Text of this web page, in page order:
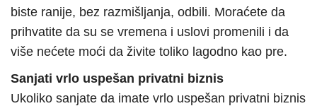
biste ranije, bez razmišljanja, odbili. Moraćete da
prihvatite da su se vremena i uslovi promenili i da
više nećete moći da živite toliko lagodno kao pre.
Sanjati vrlo uspešan privatni biznis
Ukoliko sanjate da imate vrlo uspešan privatni biznis